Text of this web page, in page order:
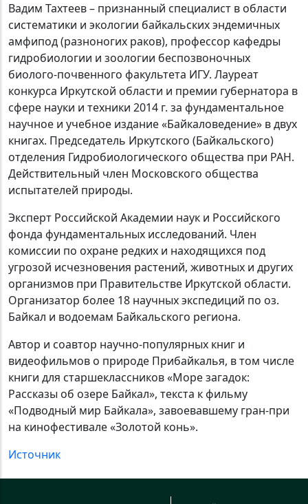
Вадим Тахтеев – признанный специалист в области
систематики и экологии байкальских эндемичных
амфипод (разноногих раков), профессор кафедры
гидробиологии и зоологии беспозвоночных
биолого-почвенного факультета ИГУ. Лауреат
конкурса Иркутской области и премии губернатора в
сфере науки и техники 2014 г. за фундаментальное
научное и учебное издание «Байкаловедение» в двух
книгах. Председатель Иркутского (Байкальского)
отделения Гидробиологического общества при РАН.
Действительный член Московского общества
испытателей природы.
Эксперт Российской Академии наук и Российского
фонда фундаментальных исследований. Член
комиссии по охране редких и находящихся под
угрозой исчезновения растений, животных и других
организмов при Правительстве Иркутской области.
Организатор более 18 научных экспедиций по оз.
Байкал и водоемам Байкальского региона.
Автор и соавтор научно-популярных книг и
видеофильмов о природе Прибайкалья, в том числе
книги для старшеклассников «Море загадок:
Рассказы об озере Байкал», текста к фильму
«Подводный мир Байкала», завоевавшему гран-при
на кинофестивале «Золотой конь».
Источник